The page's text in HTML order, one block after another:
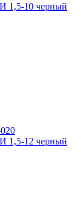
1,5-10 черный
1,5-12 черный